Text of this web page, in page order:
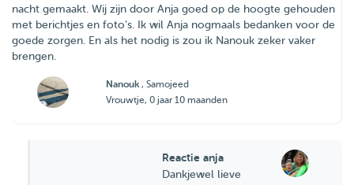
nacht gemaakt. Wij zijn door Anja goed op de hoogte gehouden
met berichtjes en foto’s. Ik wil Anja nogmaals bedanken voor de
goede zorgen. En als het nodig is zou ik Nanouk zeker vaker
brengen.
Nanouk, Samojeed
Vrouwtje, 0 jaar 10 maanden
Reactie anja
Dankjewel lieve